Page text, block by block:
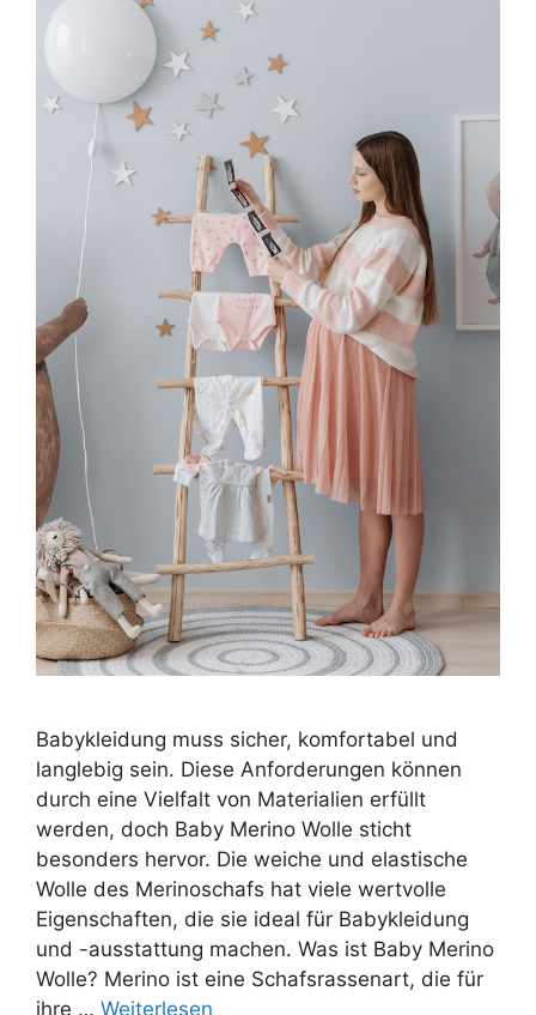
Babykleidung muss sicher, komfortabel und
langlebig sein. Diese Anforderungen können
durch eine Vielfalt von Materialien erfüllt
werden, doch Baby Merino Wolle sticht
besonders hervor. Die weiche und elastische
Wolle des Merinoschafs hat viele wertvolle
Eigenschaften, die sie ideal für Babykleidung
und -ausstattung machen. Was ist Baby Merino
Wolle? Merino ist eine Schafsrassenart, die für
ihre … Weiterlesen